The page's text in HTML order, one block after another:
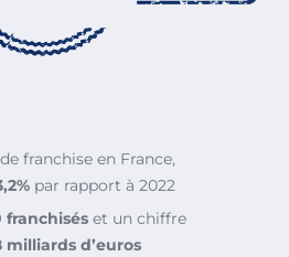
de franchise en France,
par rapport à 2022
franchisés et un chiffre
milliards d’euros